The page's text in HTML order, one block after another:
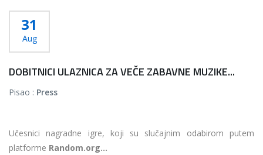
31
Aug
DOBITNICI ULAZNICA ZA VEČE ZABAVNE MUZIKE...
Pisao : Press
Učesnici nagradne igre, koji su slučajnim odabirom putem
platforme Random.org...